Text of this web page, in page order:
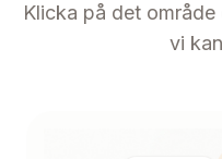
Klicka på det
vi